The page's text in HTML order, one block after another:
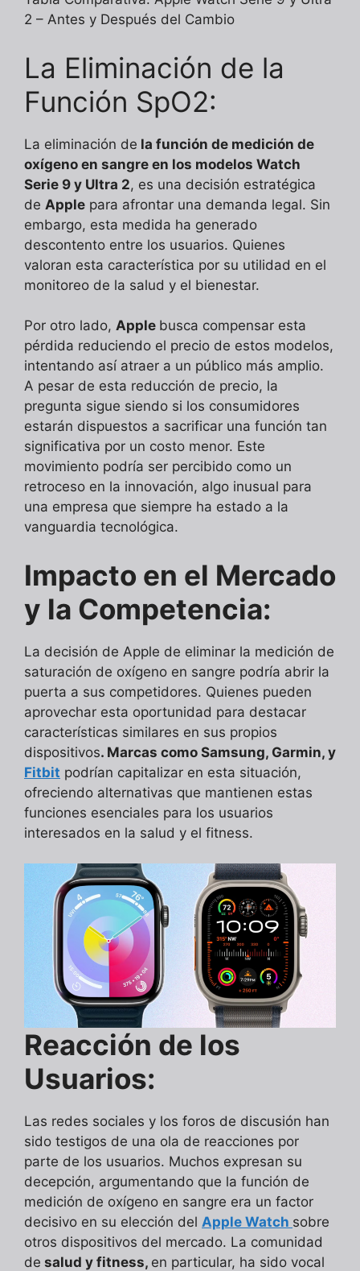
2 – Antes y Después del Cambio
La Eliminación de la
Función SpO2:
La eliminación de la función de medición de
oxígeno en sangre en los modelos Watch
Serie 9 y Ultra 2, es una decisión estratégica
de Apple para afrontar una demanda legal. Sin
embargo, esta medida ha generado
descontento entre los usuarios. Quienes
valoran esta característica por su utilidad en el
monitoreo de la salud y el bienestar.
Por otro lado, Apple busca compensar esta
pérdida reduciendo el precio de estos modelos,
intentando así atraer a un público más amplio.
A pesar de esta reducción de precio, la
pregunta sigue siendo si los consumidores
estarán dispuestos a sacrificar una función tan
significativa por un costo menor. Este
movimiento podría ser percibido como un
retroceso en la innovación, algo inusual para
una empresa que siempre ha estado a la
vanguardia tecnológica.
Impacto en el Mercado
y la Competencia:
La decisión de Apple de eliminar la medición de
saturación de oxígeno en sangre podría abrir la
puerta a sus competidores. Quienes pueden
aprovechar esta oportunidad para destacar
características similares en sus propios
dispositivos. Marcas como Samsung, Garmin, y
Fitbit podrían capitalizar en esta situación,
ofreciendo alternativas que mantienen estas
funciones esenciales para los usuarios
interesados en la salud y el fitness.
Reacción de los
Usuarios:
Las redes sociales y los foros de discusión han
sido testigos de una ola de reacciones por
parte de los usuarios. Muchos expresan su
decepción, argumentando que la función de
medición de oxígeno en sangre era un factor
decisivo en su elección del Apple Watch sobre
otros dispositivos del mercado. La comunidad
de salud y fitness, en particular, ha sido vocal